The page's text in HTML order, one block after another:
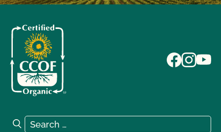
Search for:
Search